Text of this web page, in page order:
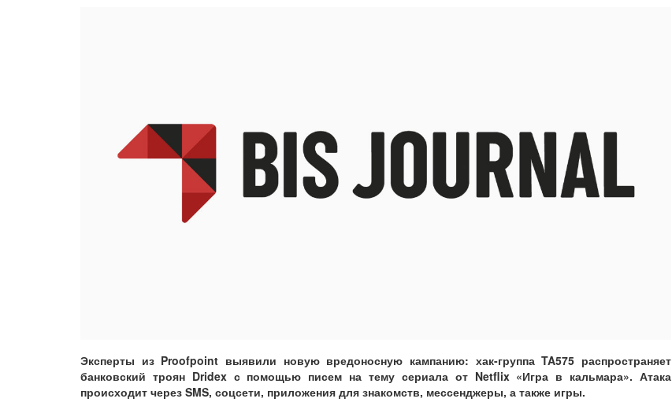
Эксперты из Proofpoint выявили новую вредоносную кампанию: хак-группа TA575 распространяет
банковский троян Dridex с помощью писем на тему сериала от Netflix «Игра в кальмара». Атака
происходит через SMS, соцсети, приложения для знакомств, мессенджеры, а также игры.